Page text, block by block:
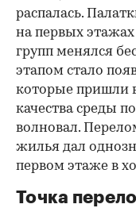
распалась.
на первых
групп менялся
этапом стало
которые пришли
качества среды
волновал.
жилья дал
первом этаже в
Точка